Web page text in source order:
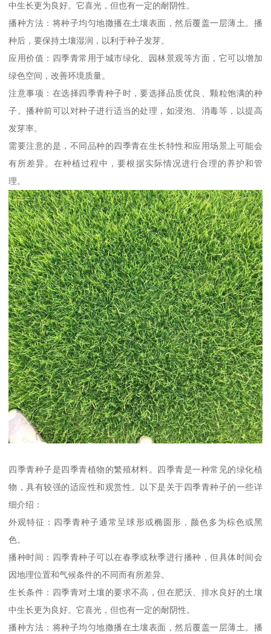
中生长更为良好。它喜光，但也有一定的耐阴性。
播种方法：将种子均匀地撒播在土壤表面，然后覆盖一层薄土。播
种后，要保持土壤湿润，以利于种子发芽。
应用价值：四季青常用于城市绿化、园林景观等方面，它可以增加
绿色空间，改善环境质量。
注意事项：在选择四季青种子时，要选择品质优良、颗粒饱满的种
子。播种前可以对种子进行适当的处理，如浸泡、消毒等，以提高
发芽率。
需要注意的是，不同品种的四季青在生长特性和应用场景上可能会
有所差异。在种植过程中，要根据实际情况进行合理的养护和管
理。
四季青种子是四季青植物的繁殖材料。四季青是一种常见的绿化植
物，具有较强的适应性和观赏性。以下是关于四季青种子的一些详
细介绍：
外观特征：四季青种子通常呈球形或椭圆形，颜色多为棕色或黑
色。
播种时间：四季青种子可以在春季或秋季进行播种，但具体时间会
因地理位置和气候条件的不同而有所差异。
生长条件：四季青对土壤的要求不高，但在肥沃、排水良好的土壤
中生长更为良好。它喜光，但也有一定的耐阴性。
播种方法：将种子均匀地撒播在土壤表面，然后覆盖一层薄土。播